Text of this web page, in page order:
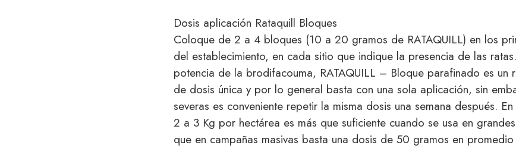
Dosis aplicación Rataquill Bloques
Coloque de 2 a 4 bloques (10 a 20 gramos de RATAQUILL) en los
del establecimiento, en cada sitio que indique la presencia de las
potencia de la brodifacouma, RATAQUILL – Bloque parafinado es un
de dosis única y por lo general basta con una sola aplicación, sin
severas es conveniente repetir la misma dosis una semana después.
2 a 3 Kg por hectárea es más que suficiente cuando se usa en
que en campañas masivas basta una dosis de 50 gramos en